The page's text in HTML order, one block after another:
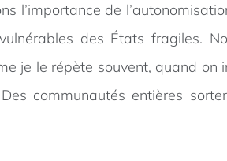
l’importance de
des États fragiles.
je le répète souvent, quand
communautés entières